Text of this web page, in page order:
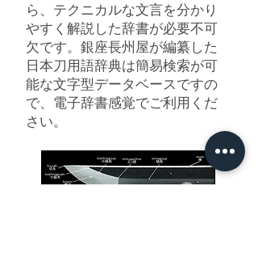
ら、テクニカルな文言を分かり
やすく解説した辞書が必要不可
欠です。銀座長州屋が編纂した
日本刀用語辞典は簡易検索が可
能な文字型データベースですの
で、電子辞書感覚でご利用くだ
さい。